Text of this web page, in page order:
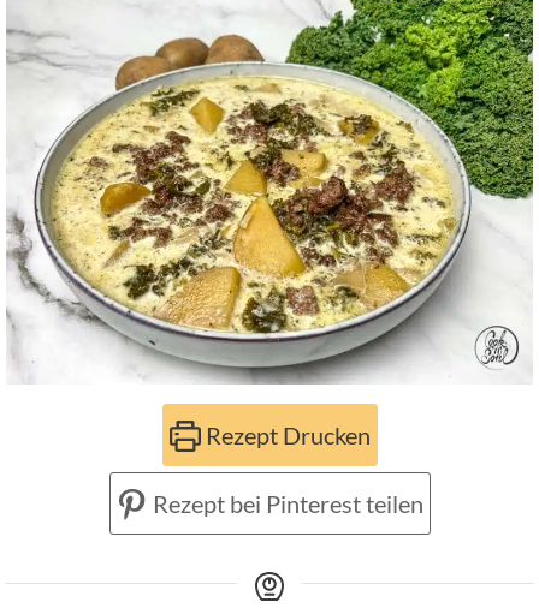
Rezept Drucken
Rezept bei Pinterest teilen